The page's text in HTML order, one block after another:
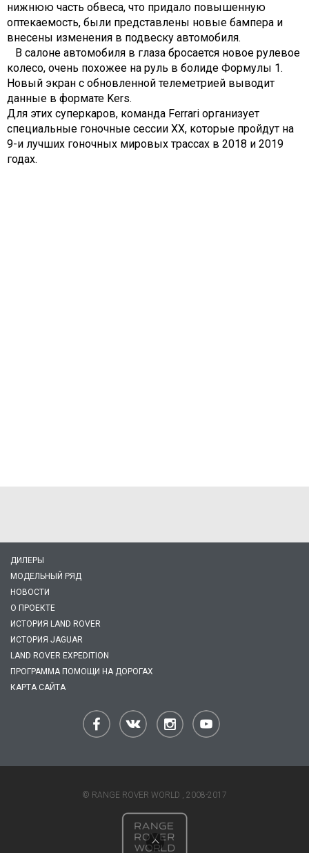
нижнюю часть обвеса, что придало повышенную
оптекаемость, были представлены новые бампера и
внесены изменения в подвеску автомобиля.
В салоне автомобиля в глаза бросается новое рулевое
колесо, очень похожее на руль в болиде Формулы 1.
Новый экран с обновленной телеметрией выводит
данные в формате Kers.
Для этих суперкаров, команда Ferrari организует
специальные гоночные сессии ХХ, которые пройдут на
9-и лучших гоночных мировых трассах в 2018 и 2019
годах.
ДИЛЕРЫ
МОДЕЛЬНЫЙ РЯД
НОВОСТИ
О ПРОЕКТЕ
ИСТОРИЯ LAND ROVER
ИСТОРИЯ JAGUAR
LAND ROVER EXPEDITION
ПРОГРАММА ПОМОЩИ НА ДОРОГАХ
КАРТА САЙТА
© RANGE ROVER WORLD , 2008-2017